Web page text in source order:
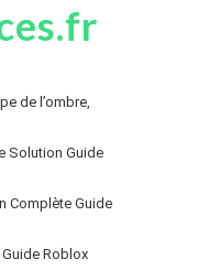
de l’ombre,
Solution Guide
Complète Guide
Roblox